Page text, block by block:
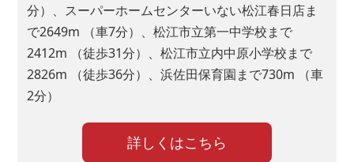
分）、スーパーホームセンターいない松江春日店ま
で2649m （車7分）、松江市立第一中学校まで
2412m （徒歩31分）、松江市立内中原小学校まで
2826m （徒歩36分）、浜佐田保育園まで730m （車
2分）
詳しくはこちら